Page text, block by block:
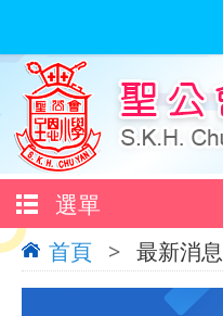
選單
首頁 > 最新消息